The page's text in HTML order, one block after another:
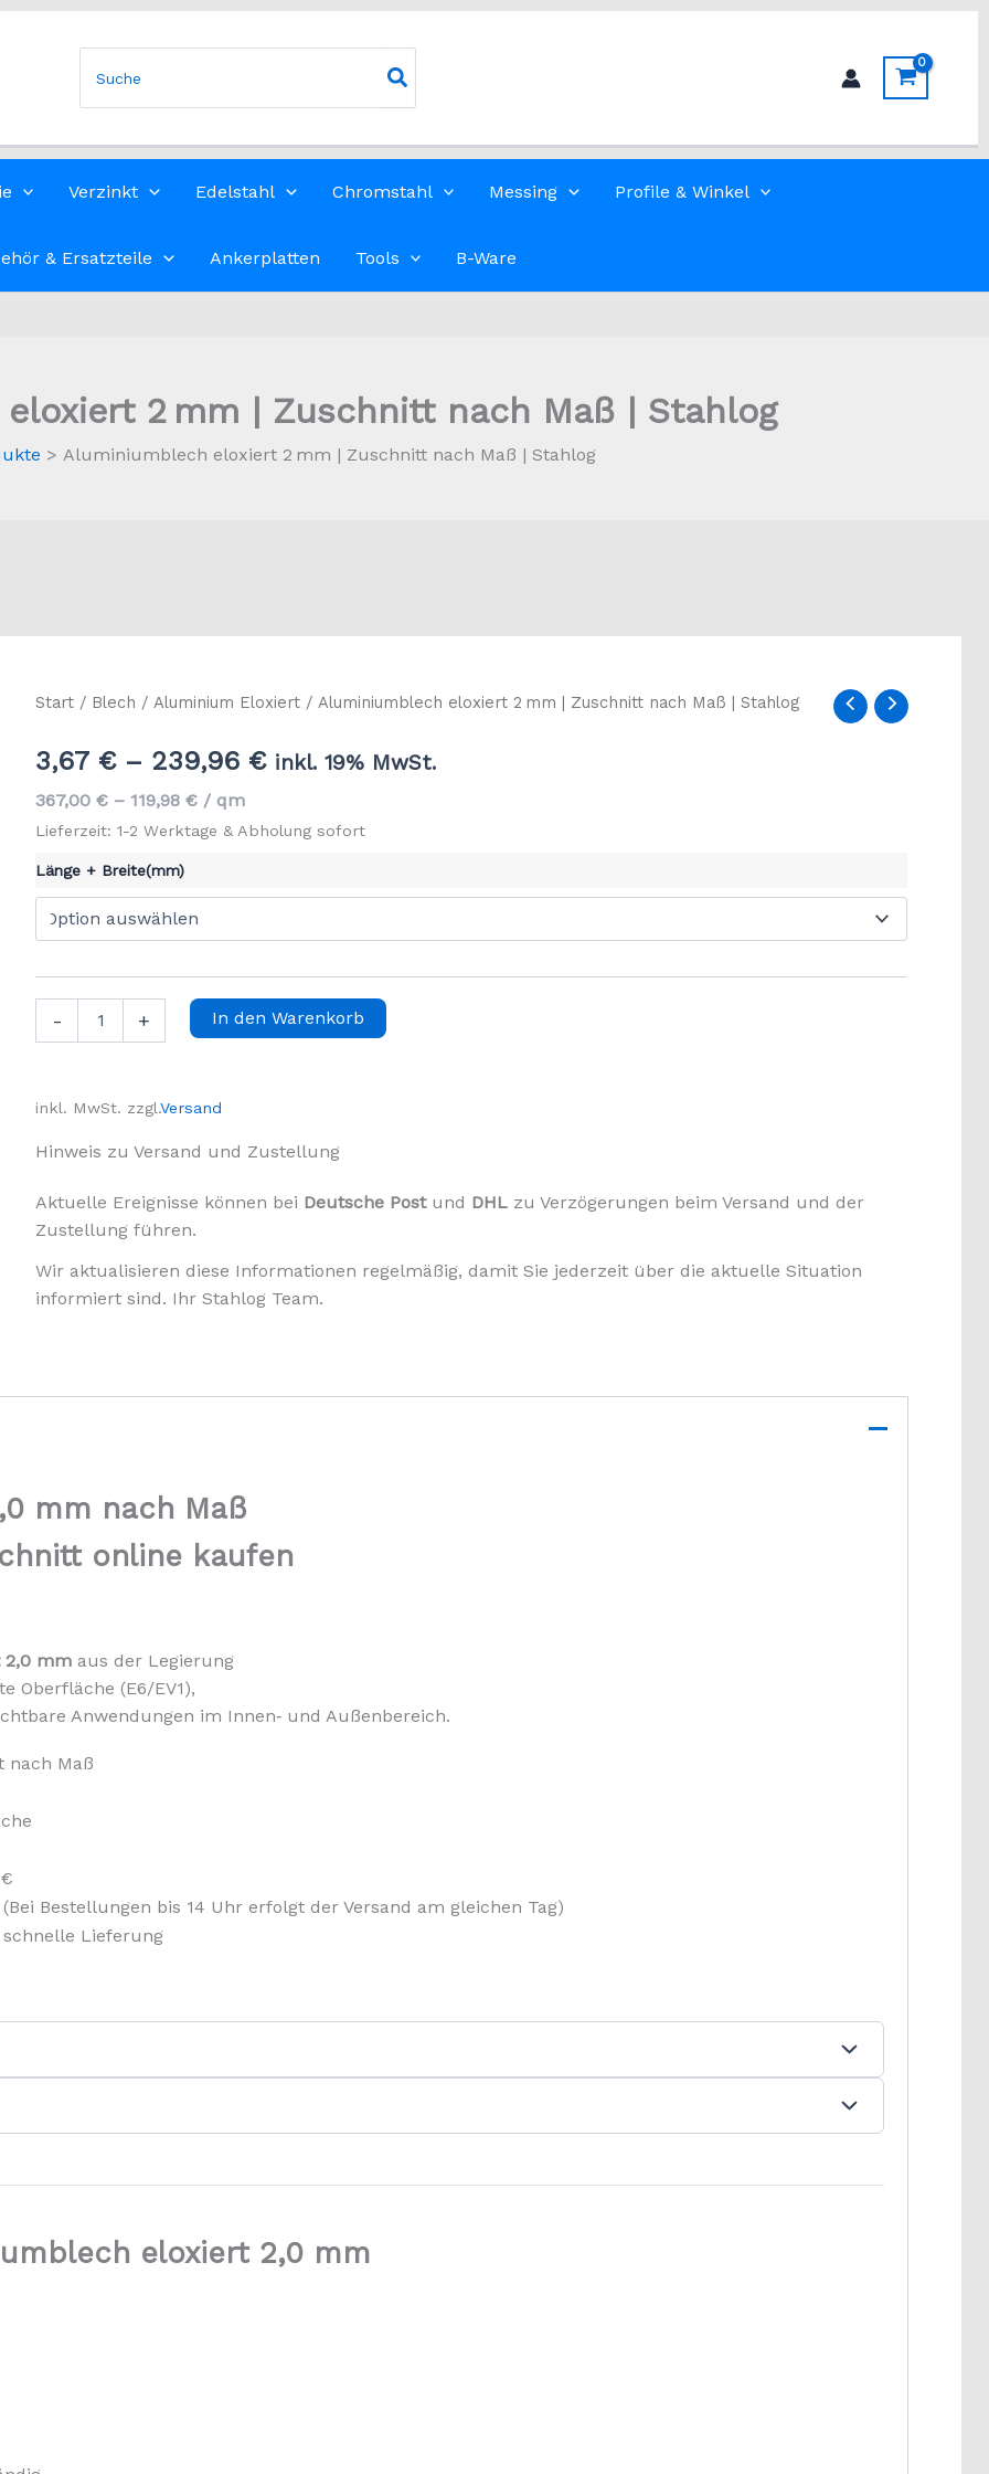
for:
Verzinkt Edelstahl Chromstahl Messing Profile & Winkel
& Ersatzteile Ankerplatten Tools B-Ware
2 mm | Zuschnitt nach Maß | Stahlog
Aluminiumblech eloxiert 2 mm | Zuschnitt nach Maß | Stahlog
Start / Blech /Aluminium Eloxiert / Aluminiumblech eloxiert 2 mm | Zuschnitt nach Maß | Stahlog
3,67 €– 239,96 € inkl. 19% MwSt.
367,00€ –119,98€ / qm
Lieferzeit: 1-2 Werktage & Abholung sofort
Länge + Breite(mm)
-
nach
|
Menge
+ In den Warenkorb
inkl. MwSt. zzgl.Versand
Hinweis zu Versand und Zustellung
Aktuelle Ereignisse können bei Deutsche Postund DHL zu Verzögerungen beim Versand und der
Zustellung führen.
Wir aktualisieren diese Informationen regelmäßig, damit Sie jederzeit über die aktuelle Situation
informiert sind. Ihr Stahlog Team.
mm nach Maß
online kaufen
mmaus der Legierung
Oberfläche (E6/EV1),
Anwendungen im Innen‑ und Außenbereich.
nach Maß
Bestellungen bis 14 Uhr erfolgt der Versand am gleichen Tag)
schnelle Lieferung
eloxiert 2,0 mm